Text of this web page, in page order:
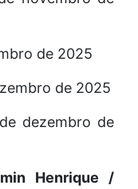
de 2025
de 2025
dezembro de
Henrique /